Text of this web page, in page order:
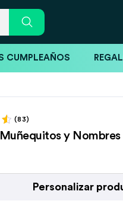
CUMPLEAÑOS
(83)
y
Personalizar